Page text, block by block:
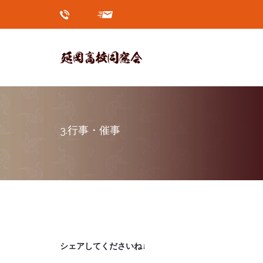
3.行事・催事
シェアしてくださいね↓